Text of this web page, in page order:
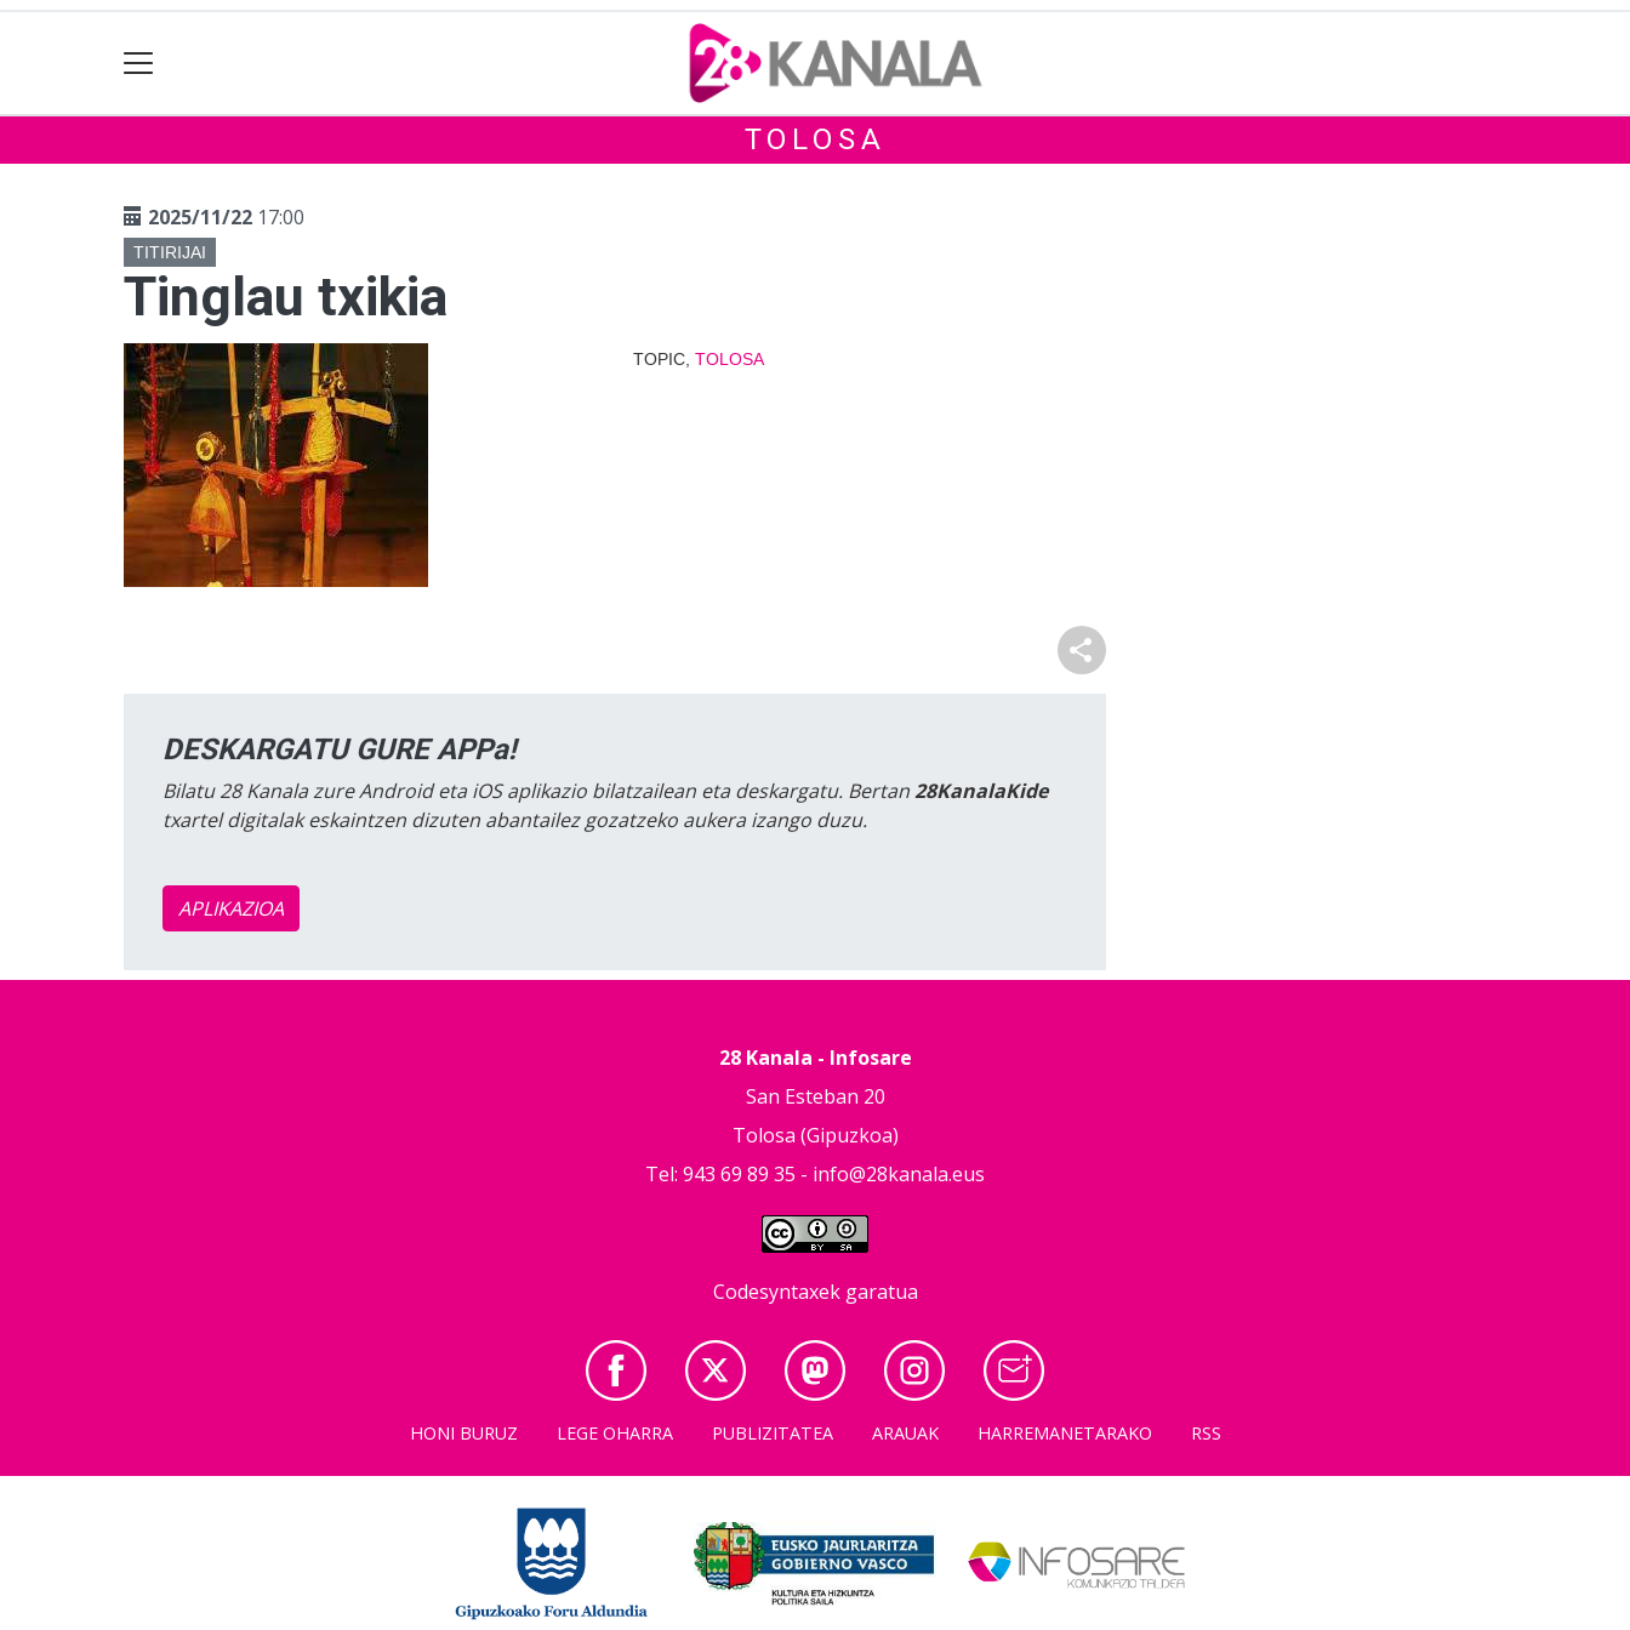
TOLOSA
2025/11/22 17:00
TITIRIJAI
Tinglau txikia
TOPIC, TOLOSA
DESKARGATU GURE APPa!
Bilatu 28 Kanala zure Android eta iOS aplikazio bilatzailean eta deskargatu. Bertan28KanalaKide
txartel digitalak eskaintzen dizuten abantailez gozatzeko aukera izango duzu.
APLIKAZIOA
28 Kanala - Infosare
San Esteban 20
Tolosa (Gipuzkoa)
Tel: 943 69 89 35 - info@28kanala.eus
Codesyntaxek garatua
HONI BURUZ LEGE OHARRA PUBLIZITATEA ARAUAK HARREMANETARAKO RSS